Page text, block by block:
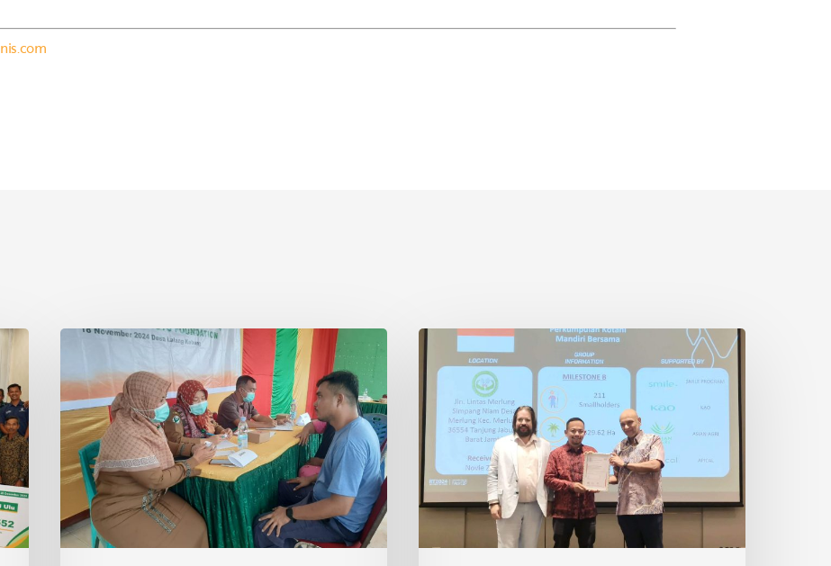
Asian
&
Tanoto
Foundation
Gelar
Sehat
Bersama
di
Desa
Petani
Swadaya
Indonesia
Raih
Sertifikasi
RSPO
di
Thailand